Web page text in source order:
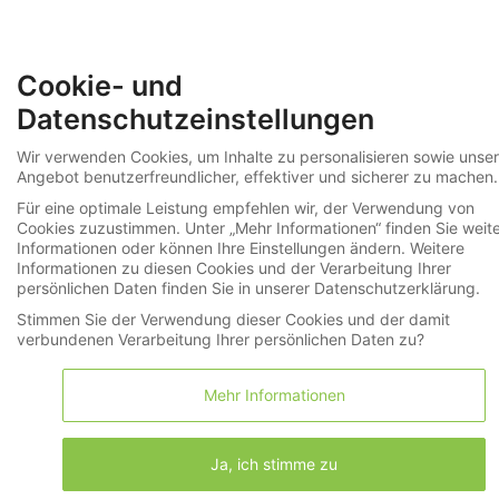
Auktionen »
Last Minute - Einlieferungen in letzter
Minute, Nachlässe, Geschäftsauflösungen,
Partien, Posten und Gelegenheiten
Auktion vom 04.06.2026
Diese Auktion ist beendet.
Im Nachverkauf können Sie die Lose zum günstigen
Ausrufspreis (plus Aufgeld) bestellen.
Nachverkauf bis 17.06.2026
Cookie- und
Datenschutzeinstellungen
Wir verwenden Cookies, um Inhalte zu personalisieren sowie unser
Angebot benutzerfreundlicher, effektiver und sicherer zu machen.
Für eine optimale Leistung empfehlen wir, der Verwendung von
Cookies zuzustimmen. Unter „Mehr Informationen“ finden Sie
Informationen oder können Ihre Einstellungen ändern. Weitere
Informationen zu diesen Cookies und der Verarbeitung Ihrer
persönlichen Daten finden Sie in unserer Datenschutzerklärung.
Stimmen Sie der Verwendung dieser Cookies und der damit
verbundenen Verarbeitung Ihrer persönlichen Daten zu?
Mehr Informationen
Ja, ich stimme zu